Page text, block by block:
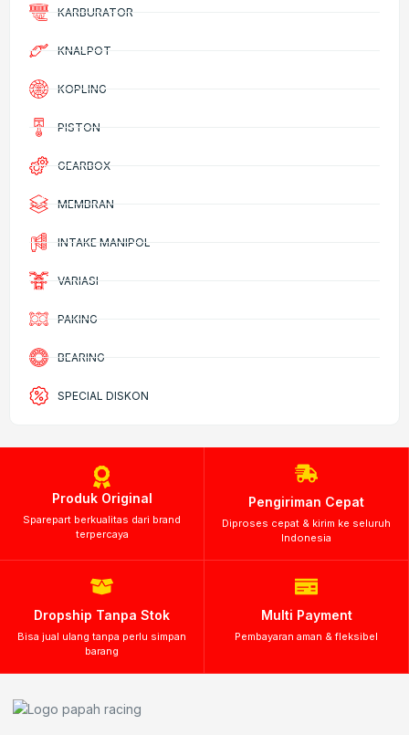
KARBURATOR
KNALPOT
KOPLING
PISTON
GEARBOX
MEMBRAN
INTAKE MANIPOL
VARIASI
PAKING
BEARING
SPECIAL DISKON
Produk Original
Sparepart berkualitas dari brand
terpercaya
Pengiriman Cepat
Diproses cepat & kirim ke seluruh
Indonesia
Dropship Tanpa Stok
Bisa jual ulang tanpa perlu simpan
barang
Multi Payment
Pembayaran aman & fleksibel